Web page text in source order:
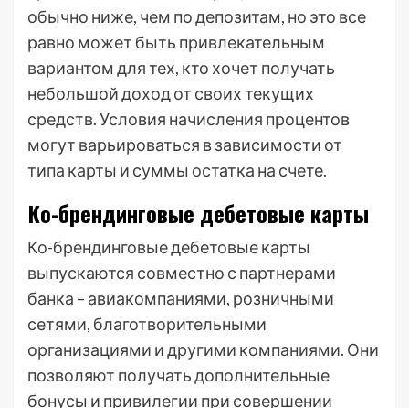
обычно ниже, чем по депозитам, но это все
равно может быть привлекательным
вариантом для тех, кто хочет получать
небольшой доход от своих текущих
средств. Условия начисления процентов
могут варьироваться в зависимости от
типа карты и суммы остатка на счете.
Ко-брендинговые дебетовые карты
Ко-брендинговые дебетовые карты
выпускаются совместно с партнерами
банка – авиакомпаниями, розничными
сетями, благотворительными
организациями и другими компаниями. Они
позволяют получать дополнительные
бонусы и привилегии при совершении